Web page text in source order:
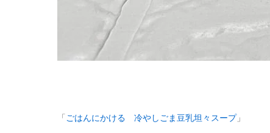
「 ごはんにかける 冷やしごま豆乳坦々スープ」